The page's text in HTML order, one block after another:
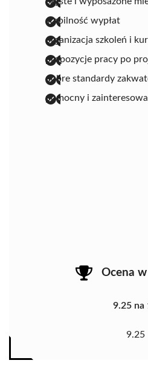
stabilność wypłat
organizacja szkoleń i
propozycje pracy po
dobre standardy
pomocny i
Ocena
9.25 na
9.25